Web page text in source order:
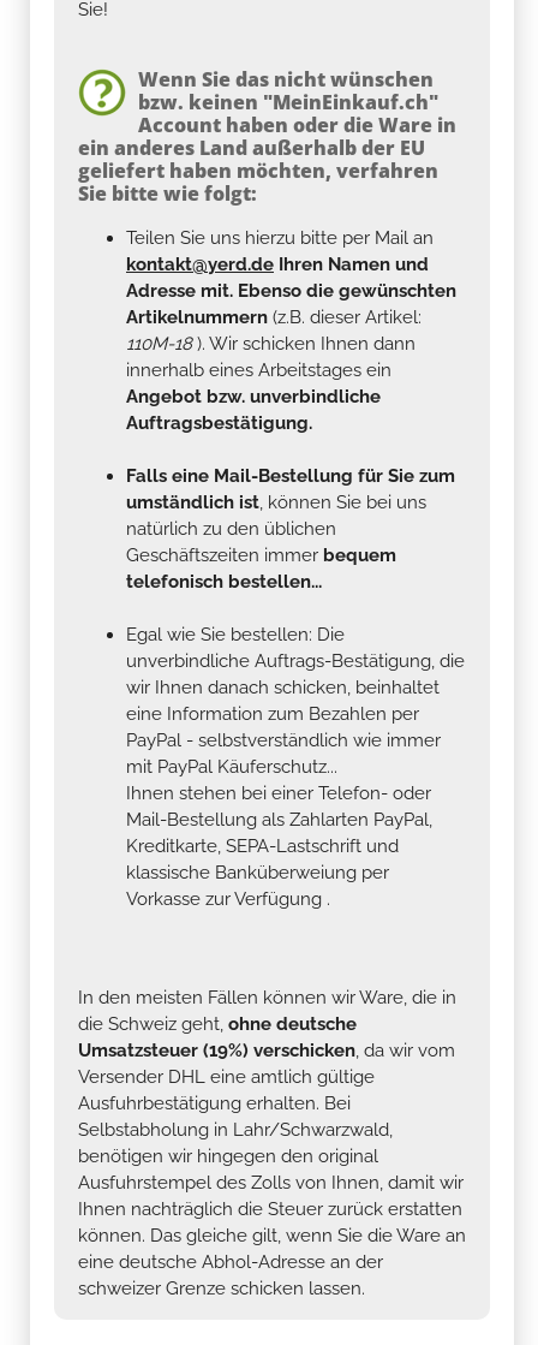
Sie!
Wenn Sie das nicht wünschen
bzw. keinen "MeinEinkauf.ch"
Account haben oder die Ware in
ein anderes Land außerhalb der EU
geliefert haben möchten, verfahren
Sie bitte wie folgt:
Teilen Sie uns hierzu bitte per Mail an
kontakt@yerd.de Ihren Namen und
Adresse mit. Ebenso die gewünschten
Artikelnummern (z.B. dieser Artikel:
110M-18). Wir schicken Ihnen dann
innerhalb eines Arbeitstages ein
Angebot bzw. unverbindliche
Auftragsbestätigung.
Falls eine Mail-Bestellung für Sie zum
umständlich ist, können Sie bei uns
natürlich zu den üblichen
Geschäftszeiten immer bequem
telefonisch bestellen...
Egal wie Sie bestellen: Die
unverbindliche Auftrags-Bestätigung, die
wir Ihnen danach schicken, beinhaltet
eine Information zum Bezahlen per
PayPal - selbstverständlich wie immer
mit PayPal Käuferschutz...
Ihnen stehen bei einer Telefon- oder
Mail-Bestellung als Zahlarten PayPal,
Kreditkarte, SEPA-Lastschrift und
klassische Banküberweiung per
Vorkasse zur Verfügung .
In den meisten Fällen können wir Ware, die in
die Schweiz geht, ohne deutsche
Umsatzsteuer (19%) verschicken, da wir vom
Versender DHL eine amtlich gültige
Ausfuhrbestätigung erhalten. Bei
Selbstabholung in Lahr/Schwarzwald,
benötigen wir hingegen den original
Ausfuhrstempel des Zolls von Ihnen, damit wir
Ihnen nachträglich die Steuer zurück erstatten
können. Das gleiche gilt, wenn Sie die Ware an
eine deutsche Abhol-Adresse an der
schweizer Grenze schicken lassen.